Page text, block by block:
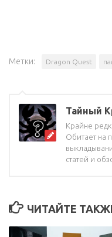
Метки: Dragon Quest
Тайный
Крайне
Обитает на
статей и
ЧИТАЙТЕ